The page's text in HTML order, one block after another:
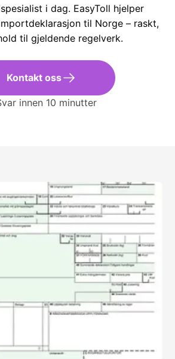
i dag. EasyToll hjelper
til Norge – raskt,
til gjeldende regelverk.
Kontakt oss
innen 10 minutter